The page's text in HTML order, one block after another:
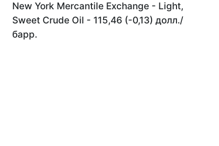
New York Mercantile Exchange - Light,
Sweet Crude Oil - 115,46 (-0,13) долл./
барр.